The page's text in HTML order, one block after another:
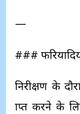
—
###
निरीक्षण के
प्राप्त करने के